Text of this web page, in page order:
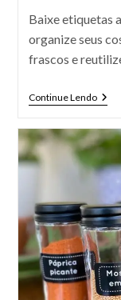
Baixe etiquetas
organize seus
frascos e
Continue Lendo
De